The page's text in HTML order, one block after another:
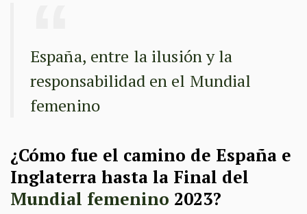
España, entre la ilusión y la
responsabilidad en el Mundial
femenino
¿Cómo fue el camino de España e
Inglaterra hasta la Final del
Mundial femenino 2023?